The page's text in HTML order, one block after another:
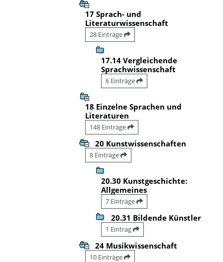
17 Sprach- und
Literaturwissenschaft
28 Einträge
17.14 Vergleichende
Sprachwissenschaft
6 Einträge
18 Einzelne Sprachen und
Literaturen
148 Einträge
20 Kunstwissenschaften
8 Einträge
20.30 Kunstgeschichte:
Allgemeines
7 Einträge
20.31 Bildende Künstler
1 Eintrag
24 Musikwissenschaft
10 Einträge